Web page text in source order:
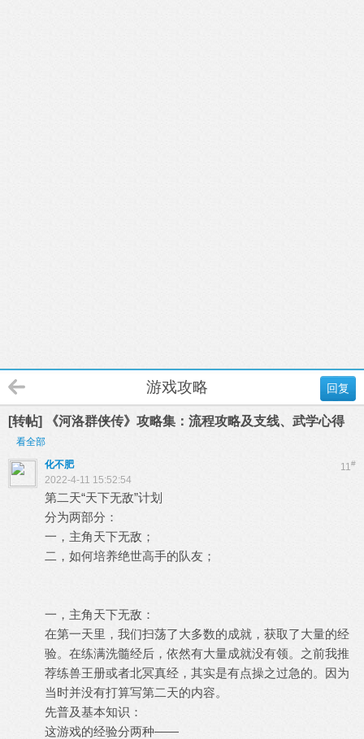
回复
游戏攻略
[转帖] 《河洛群侠传》攻略集：流程攻略及支线、武学心得
看全部
11#
化不肥
2022-4-11 15:52:54
第二天“天下无敌”计划
分为两部分：
一，主角天下无敌；
二，如何培养绝世高手的队友；
一，主角天下无敌：
在第一天里，我们扫荡了大多数的成就，获取了大量的经
验。在练满洗髓经后，依然有大量成就没有领。之前我推
荐练兽王册或者北冥真经，其实是有点操之过急的。因为
当时并没有打算写第二天的内容。
先普及基本知识：
这游戏的经验分两种——